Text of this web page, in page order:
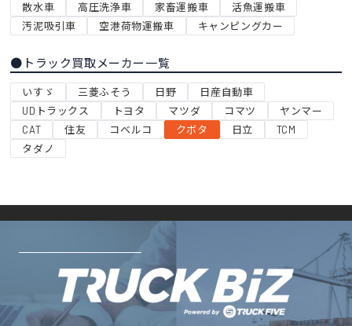
散水車
高圧洗浄車 家畜運搬車
活魚運搬車
汚泥吸引車
空港荷物運搬車 キャンピングカー
●トラック買取メーカー一覧
いすゞ 三菱ふそう 日野
日産自動車
UDトラックス
トヨタ マツダ コマツ
ヤンマー
CAT
住友 コベルコ クボタ 日立
TCM
タダノ